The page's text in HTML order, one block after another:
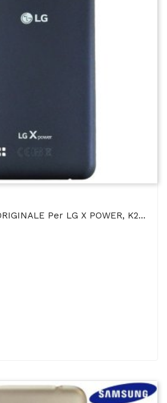
COPRI BATTERIA ORIGINALE Per LG X POWER, K220 COLORE BLU BULK